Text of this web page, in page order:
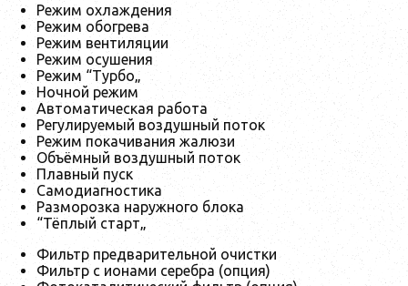
Режим охлаждения
Режим обогрева
Режим вентиляции
Режим осушения
Режим “Турбо„
Ночной режим
Автоматическая работа
Регулируемый воздушный поток
Режим покачивания жалюзи
Объёмный воздушный поток
Плавный пуск
Самодиагностика
Разморозка наружного блока
“Тёплый старт„
Фильтр предварительной очистки
Фильтр с ионами серебра (опция)